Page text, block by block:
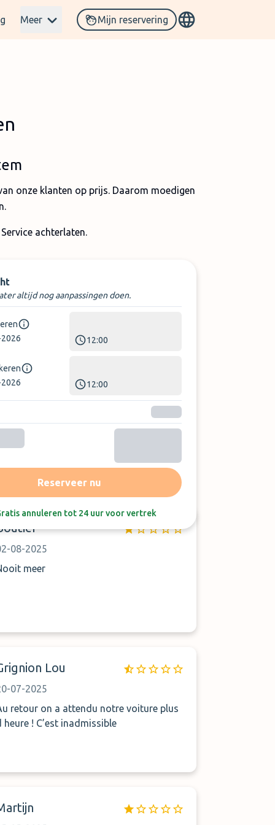
Meer Mijn reservering
onze klanten op prijs. Daarom moedigen
achterlaten.
altijd nog aanpassingen doen.
12:00
12:00
Reserveer nu
annuleren tot 24 uur voor vertrek
Laatste beoordeling
08-2025
meer
Lou
07-2025
retour on a attendu notre voiture plus
heure ! C’est inadmissible